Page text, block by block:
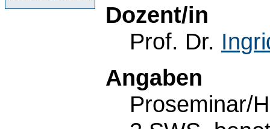
Dozent/in
Prof. Dr.
Angaben
Proseminar/